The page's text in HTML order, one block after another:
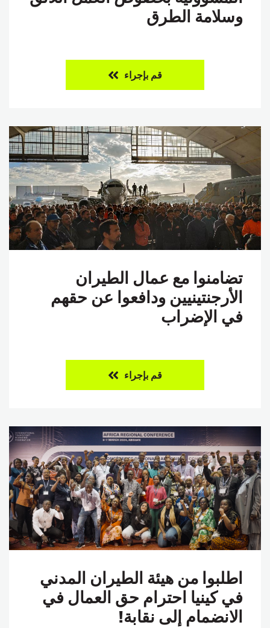
وسلامة الطرق
قم بإجراء
تضامنوا مع عمال الطيران
الأرجنتينيين ودافعوا عن حقهم
في الإضراب
قم بإجراء
اطلبوا من هيئة الطيران المدني
في كينيا احترام حق العمال في
الانضمام إلى نقابة!